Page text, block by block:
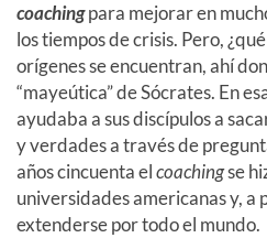
coachingpara mejorar en
los tiempos de crisis. Pero,
orígenes se encuentran, ahí
“mayeútica” de Sócrates. En
ayudaba a sus discípulos a
y verdades a través de
años cincuenta elcoachingse
universidades americanas y, a
extenderse por todo el mundo.